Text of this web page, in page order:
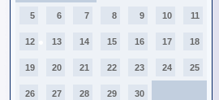
5 6 7 8 9 10 11
12 13 14 15 16 17 18
19 20 21 22 23 24 25
26 27 28 29 30